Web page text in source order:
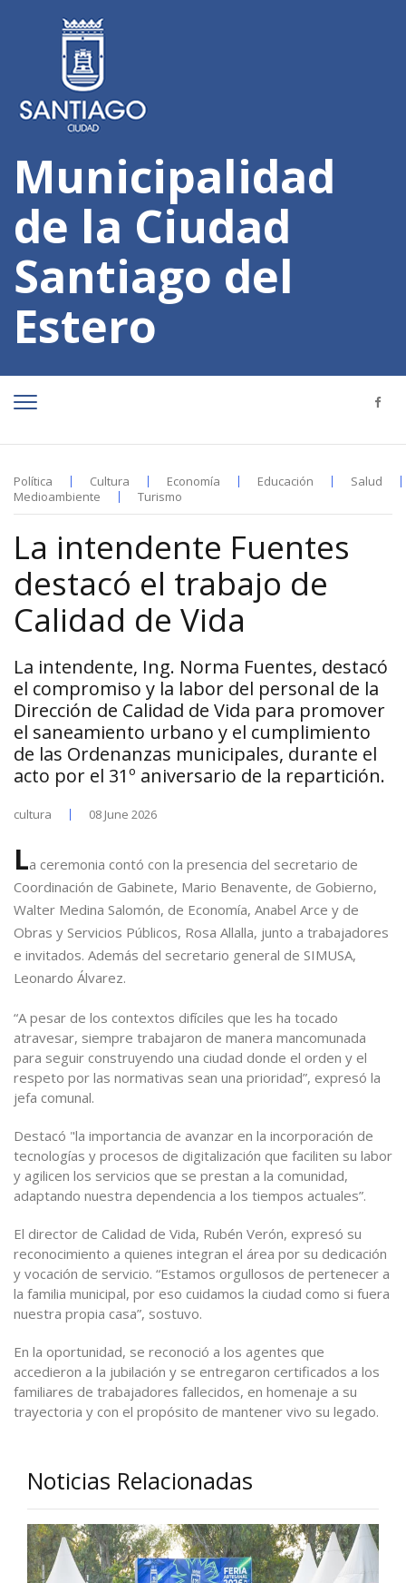
Municipalidad
de la Ciudad
Santiago del
Estero
Política Cultura Economía Educación
Salud
Medioambiente
Turismo
La intendente Fuentes
destacó el trabajo de
Calidad de Vida
La intendente, Ing. Norma Fuentes, destacó
el compromiso y la labor del personal de la
Dirección de Calidad de Vida para promover
el saneamiento urbano y el cumplimiento
de las Ordenanzas municipales, durante el
acto por el 31º aniversario de la repartición.
cultura 08 June 2026
La ceremonia contó con la presencia del secretario de
Coordinación de Gabinete, Mario Benavente, de Gobierno,
Walter Medina Salomón, de Economía, Anabel Arce y de
Obras y Servicios Públicos, Rosa Allalla, junto a trabajadores
e invitados. Además del secretario general de SIMUSA,
Leonardo Álvarez.
“A pesar de los contextos difíciles que les ha tocado
atravesar, siempre trabajaron de manera mancomunada
para seguir construyendo una ciudad donde el orden y el
respeto por las normativas sean una prioridad”, expresó la
jefa comunal.
Destacó "la importancia de avanzar en la incorporación de
tecnologías y procesos de digitalización que faciliten su labor
y agilicen los servicios que se prestan a la comunidad,
adaptando nuestra dependencia a los tiempos actuales”.
El director de Calidad de Vida, Rubén Verón, expresó su
reconocimiento a quienes integran el área por su dedicación
y vocación de servicio. “Estamos orgullosos de pertenecer a
la familia municipal, por eso cuidamos la ciudad como si fuera
nuestra propia casa”, sostuvo.
En la oportunidad, se reconoció a los agentes que
accedieron a la jubilación y se entregaron certificados a los
familiares de trabajadores fallecidos, en homenaje a su
trayectoria y con el propósito de mantener vivo su legado.
Noticias Relacionadas